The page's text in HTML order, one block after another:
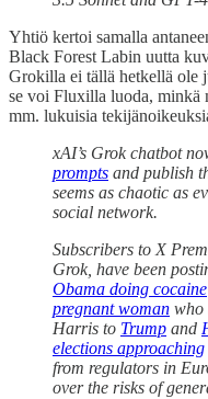
Yhtiö kertoi samalla
Black Forest Labin uutta
Grokilla ei tällä hetkellä ole
se voi Fluxilla luoda, minkä
mm. lukuisia
xAI’s Grok chatbot
prompts and publish
seems as chaotic as
social network.
Subscribers to X
Grok, have been
Obama doing cocaine
pregnant woman who
Harris to Trump and
elections approaching
from regulators in
over the risks of